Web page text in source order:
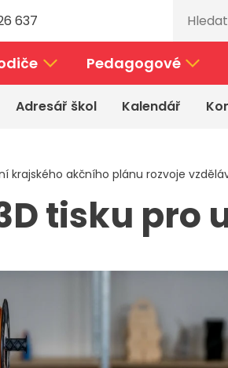
637
Pedagogové
Adresář škol Kalendář
krajského akčního plánu rozvoje
tisku pro